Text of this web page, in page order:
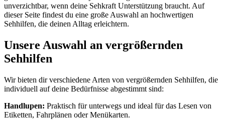
unverzichtbar, wenn deine Sehkraft Unterstützung braucht. Auf
dieser Seite findest du eine große Auswahl an hochwertigen
Sehhilfen, die deinen Alltag erleichtern.
Unsere Auswahl an vergrößernden
Sehhilfen
Wir bieten dir verschiedene Arten von vergrößernden Sehhilfen, die
individuell auf deine Bedürfnisse abgestimmt sind:
Handlupen: Praktisch für unterwegs und ideal für das Lesen von
Etiketten, Fahrplänen oder Menükarten.